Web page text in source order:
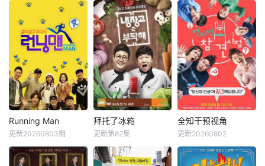
博弈，究竟谁能揭
开真相？
不仅直面碰撞的火
花与羁绊，也在真
挚的恋爱中寻求“人
生重启”的蜕变。
韩惠轸
《我家的熊孩子》
是一档韩国脱口秀
节目。节目主要关
注家长与孩子之间
的问题。你对孩子
了解多少？今天孩
子和谁见面了，又
发生了什么样的故
事？孩子今天怎么
满面愁容，又为什
通过这个节目家长
Se-yoon
韩国KBS电视台综
艺节目，也是该台
Happy Sunday的
长寿环节之一。标
榜真实野生道路真
人秀，描绘6个男
人横冲直撞背包旅
行的旅行综艺节
目。 该节
目于2007年8月5
月两天一夜第三季
李光洙
Running Man
更新20260803期
拜托了冰箱
郑佳恩
拜托了冰箱
更新第82集
全知干预视角
全炫茂
全知干预视角
更新20260802